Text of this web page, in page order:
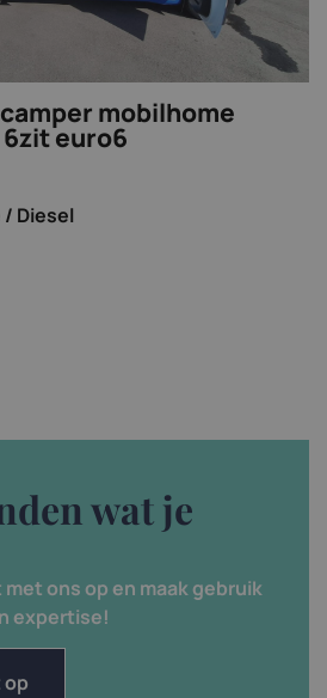
mobilhome
euro6
/ Diesel
wat je
ons op en maak gebruik
expertise!